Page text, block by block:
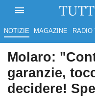
NOTIZIE MAGAZINE RADIO
Molaro:
garanzie,
decidere!